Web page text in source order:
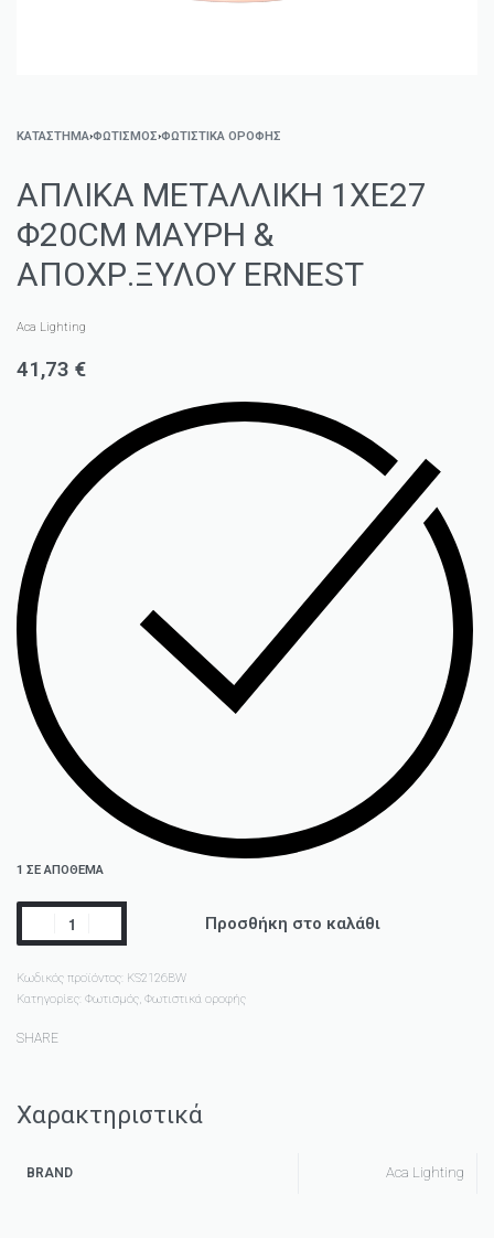
ΚΑΤΑΣΤΗΜΑ›ΦΩΤΙΣΜΌΣ›ΦΩΤΙΣΤΙΚΆ ΟΡΟΦΉΣ
ΑΠΛΙΚΑ ΜΕΤΑΛΛΙΚΗ 1ΧE27
Φ20CM ΜΑΥΡΗ &
ΑΠΟΧΡ.ΞΥΛΟΥ ERNEST
Aca Lighting
41,73 €
1 ΣΕ ΑΠΌΘΕΜΑ
Προσθήκη στο καλάθι
Κωδικός προϊόντος: KS2126BW
Κατηγορίες: Φωτισμός, Φωτιστικά οροφής
SHARE
Χαρακτηριστικά
BRAND Aca Lighting